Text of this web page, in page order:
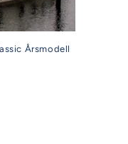
Årsmodell